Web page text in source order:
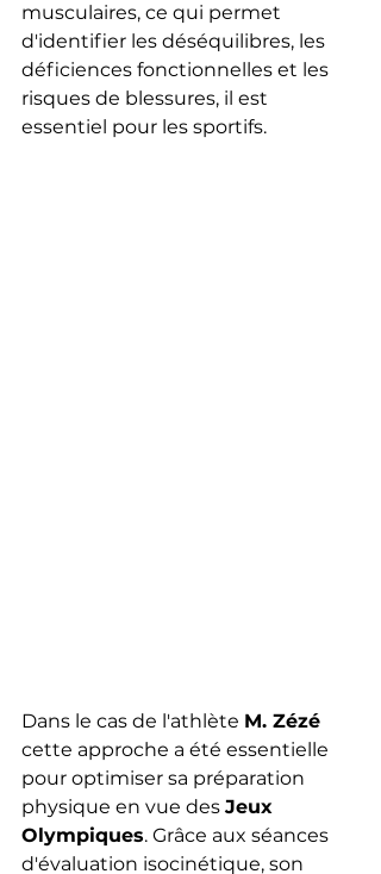
musculaires, ce qui permet
d'identifier les déséquilibres, les
déficiences fonctionnelles et les
risques de blessures, il est
essentiel pour les sportifs.
Dans le cas de l'athlète M. Zézé
cette approche a été essentielle
pour optimiser sa préparation
physique en vue des Jeux
Olympiques. Grâce aux séances
d'évaluation isocinétique, son